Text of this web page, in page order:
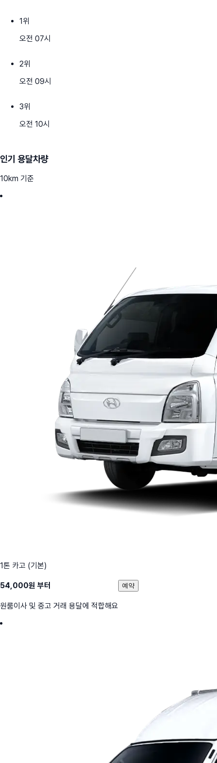
1위
오전 07시
2위
오전 09시
3위
오전 10시
인기 용달차량
10km 기준
1톤 카고 (기본)
54,000원 부터
원룸이사 및 중고 거래 용달에 적합해요
예약